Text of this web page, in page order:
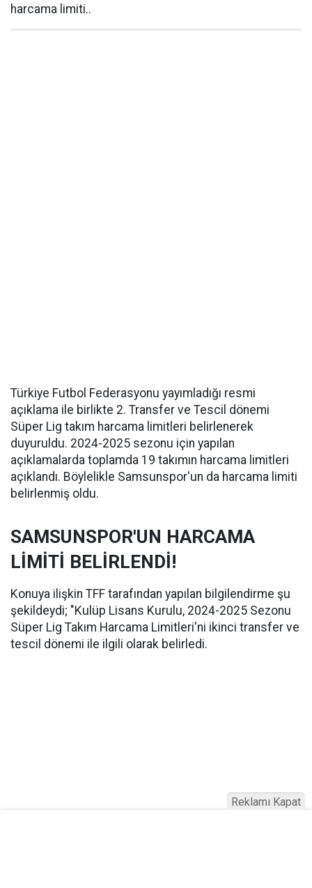
harcama limiti..
Türkiye Futbol Federasyonu yayımladığı resmi
açıklama ile birlikte 2. Transfer ve Tescil dönemi
Süper Lig takım harcama limitleri belirlenerek
duyuruldu. 2024-2025 sezonu için yapılan
açıklamalarda toplamda 19 takımın harcama limitleri
açıklandı. Böylelikle Samsunspor'un da harcama limiti
belirlenmiş oldu.
SAMSUNSPOR'UN HARCAMA
LİMİTİ BELİRLENDİ!
Konuya ilişkin TFF tarafından yapılan bilgilendirme şu
şekildeydi; "Kulüp Lisans Kurulu, 2024-2025 Sezonu
Süper Lig Takım Harcama Limitleri'ni ikinci transfer ve
tescil dönemi ile ilgili olarak belirledi.
Reklamı Kapat